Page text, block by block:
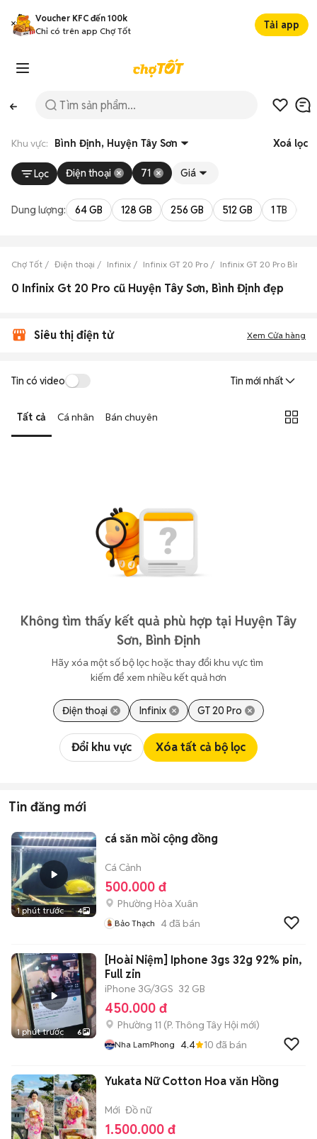
Voucher KFC đến 100k
Chỉ có trên app Chợ Tốt
Tải app
Khu vực: Bình Định, Huyện Tây Sơn Xoá lọc
Lọc Điện thoại 71 Giá
Dung lượng: 64 GB 128 GB 256 GB 512 GB 1 TB
Chợ Tốt Điện thoại Infinix Infinix GT 20 Pro Infinix GT 20 Pro Bình
0 Infinix Gt 20 Pro cũ Huyện Tây Sơn, Bình Định đẹp
Siêu thị điện tử Xem Cửa hàng
Tin có video Tin mới nhất
Tất cả Cá nhân Bán chuyên
Không tìm thấy kết quả phù hợp tại Huyện Tây
Sơn, Bình Định
Hãy xóa một số bộ lọc hoặc thay đổi khu vực tìm
kiếm để xem nhiều kết quả hơn
Điện thoại Infinix GT 20 Pro
Đổi khu vực Xóa tất cả bộ lọc
Tin đăng mới
1 phút trước 4
cá săn mồi cộng đồng
Cá Cảnh
500.000 đ
Phường Hòa Xuân
Bảo Thạch 4đã bán
1 phút trước 6
[Hoài Niệm] Iphone 3gs 32g 92% pin,
Full zin
iPhone 3G/3GS 32 GB
450.000 đ
Phường 11 (P. Thông Tây Hội mới)
Nha LamPhong 4.4 10 đã bán
Yukata Nữ Cotton Hoa văn Hồng
Mới Đồ nữ
1.500.000 đ